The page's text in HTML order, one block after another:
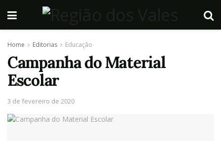
Home Editorias Educação
Campanha do Material
Escolar
3 de fevereiro de 2020